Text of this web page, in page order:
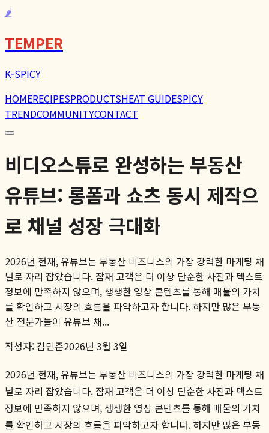
🌶️
TEMPER
K-SPICY
HOMERECIPESPRODUCTSHEAT GUIDESPICY
TRENDCOMMUNITYCONTACT
비디오스튜로 완성하는 부동산
유튜브: 롱폼과 쇼츠 동시 제작으
로 채널 성장 극대화
2026년 현재, 유튜브는 부동산 비즈니스의 가장 강력한 마케팅 채
널로 자리 잡았습니다. 잠재 고객은 더 이상 단순한 사진과 텍스트
정보에 만족하지 않으며, 생생한 영상 콘텐츠를 통해 매물의 가치
를 확인하고 시장의 흐름을 파악하고자 합니다. 하지만 많은 부동
산 전문가들이 유튜브 채...
작성자:김민준2026년 3월 3일
2026년 현재, 유튜브는 부동산 비즈니스의 가장 강력한 마케팅 채
널로 자리 잡았습니다. 잠재 고객은 더 이상 단순한 사진과 텍스트
정보에 만족하지 않으며, 생생한 영상 콘텐츠를 통해 매물의 가치
를 확인하고 시장의 흐름을 파악하고자 합니다. 하지만 많은 부동